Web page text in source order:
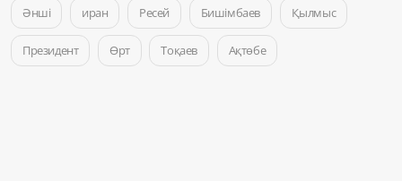
Әнші иран Ресей Бишімбаев Қылмыс
Президент Өрт Тоқаев Ақтөбе